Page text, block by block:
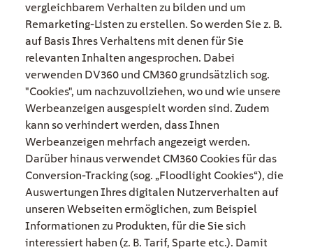
vergleichbarem Verhalten zu bilden und um
Remarketing-Listen zu erstellen. So werden Sie z. B.
auf Basis Ihres Verhaltens mit denen für Sie
relevanten Inhalten angesprochen. Dabei
verwenden DV360 und CM360 grundsätzlich sog.
"Cookies", um nachzuvollziehen, wo und wie unsere
Werbeanzeigen ausgespielt worden sind. Zudem
kann so verhindert werden, dass Ihnen
Werbeanzeigen mehrfach angezeigt werden.
Darüber hinaus verwendet CM360 Cookies für das
Conversion-Tracking (sog. „Floodlight Cookies“), die
Auswertungen Ihres digitalen Nutzerverhalten auf
unseren Webseiten ermöglichen, zum Beispiel
Informationen zu Produkten, für die Sie sich
interessiert haben (z. B. Tarif, Sparte etc.). Damit